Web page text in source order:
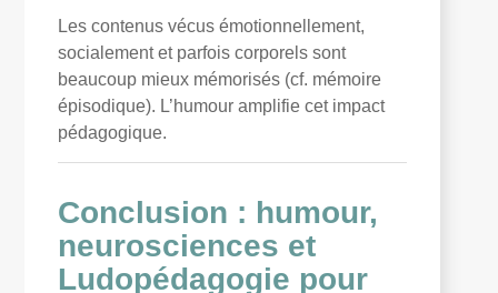
Les contenus vécus émotionnellement,
socialement et parfois corporels sont
beaucoup mieux mémorisés (cf. mémoire
épisodique). L’humour amplifie cet impact
pédagogique.
Conclusion : humour,
neurosciences et
Ludopédagogie pour